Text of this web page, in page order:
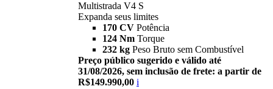
Multistrada V4 S
Expanda seus limites
170 CV Potência
124 Nm Torque
232 kg Peso Bruto sem Combustível
Preço público sugerido e válido até
31/08/2026, sem inclusão de frete: a partir de
R$149.990,00 i